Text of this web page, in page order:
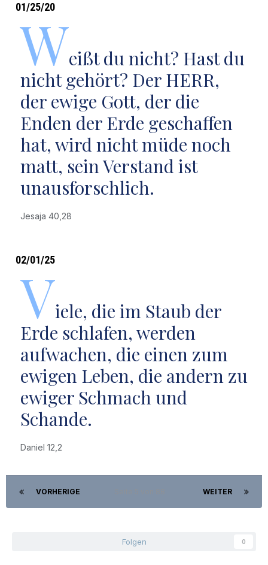
01/25/20
Weißt du nicht? Hast du
nicht gehört? Der HERR,
der ewige Gott, der die
Enden der Erde geschaffen
hat, wird nicht müde noch
matt, sein Verstand ist
unausforschlich.
Jesaja 40,28
02/01/25
Viele, die im Staub der
Erde schlafen, werden
aufwachen, die einen zum
ewigen Leben, die andern zu
ewiger Schmach und
Schande.
Daniel 12,2
VORHERIGE WEITER
Folgen 0